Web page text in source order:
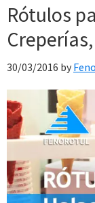
Rótulos
30/03/2016 by